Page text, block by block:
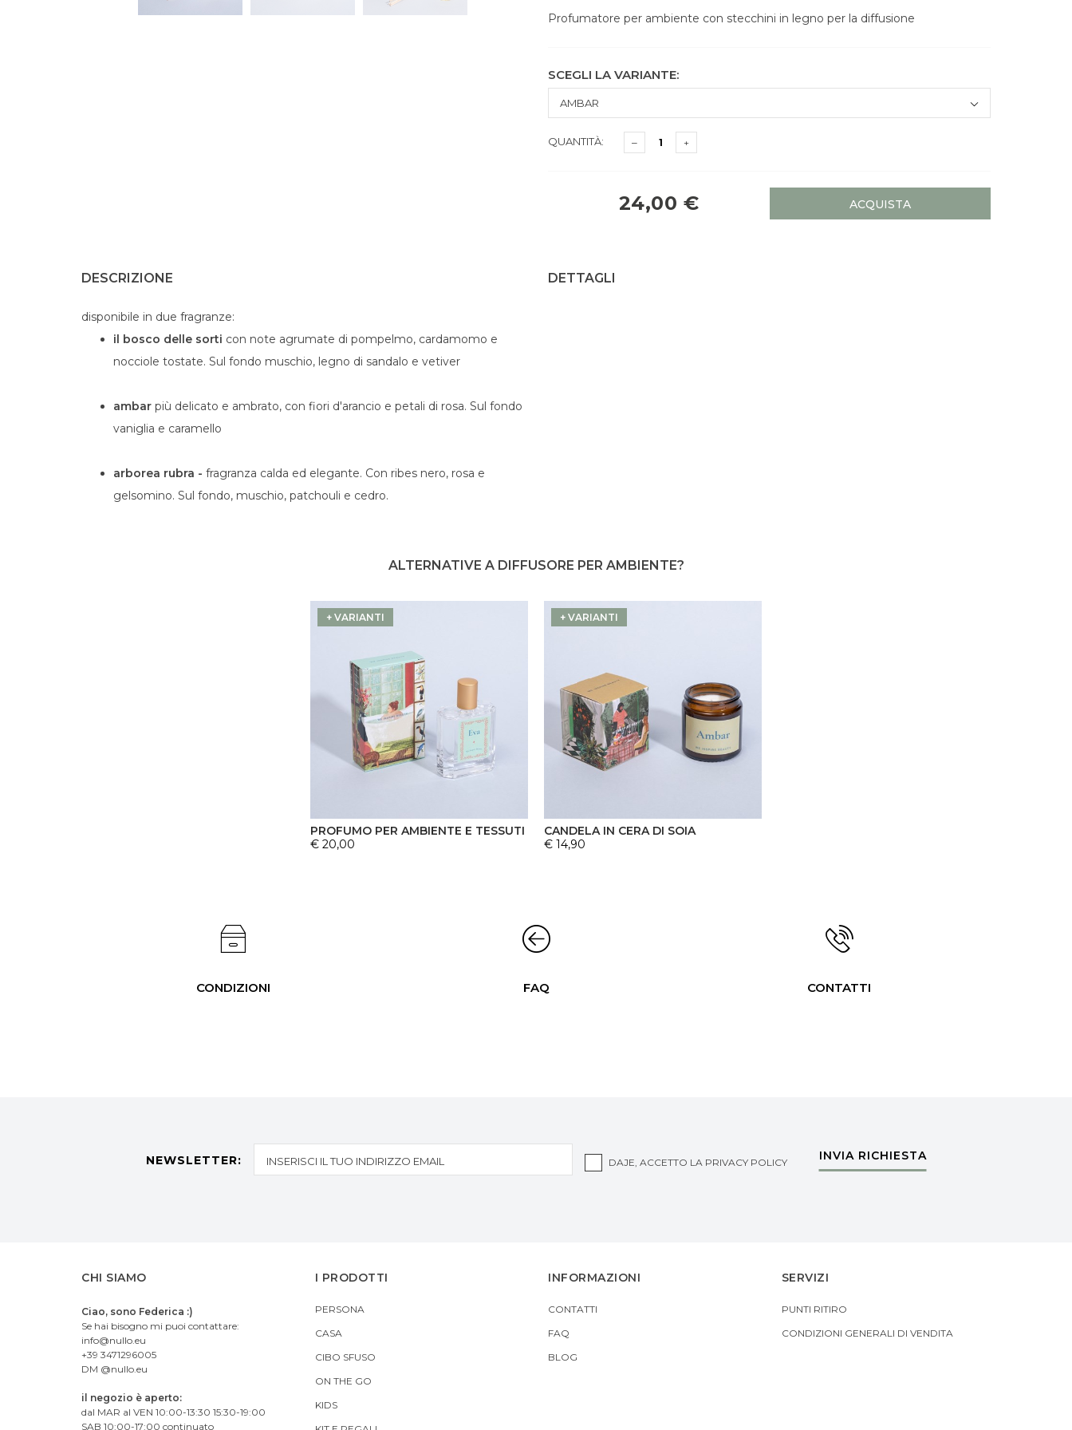
Profumatore per ambiente con stecchini in legno per la diffusione
SCEGLI LA VARIANTE:
QUANTITÀ:
24,00 € ACQUISTA
DESCRIZIONE
disponibile in due fragranze:
il bosco delle sorti con note agrumate di pompelmo, cardamomo e
nocciole tostate. Sul fondo muschio, legno di sandalo e vetiver
ambar più delicato e ambrato, con fiori d'arancio e petali di rosa. Sul fondo
vaniglia e caramello
arborea rubra - fragranza calda ed elegante. Con ribes nero, rosa e
gelsomino. Sul fondo, muschio, patchouli e cedro.
DETTAGLI
ALTERNATIVE A DIFFUSORE PER AMBIENTE?
+ VARIANTI
PROFUMO PER AMBIENTE E TESSUTI
€ 20,00
+ VARIANTI
CANDELA IN CERA DI SOIA
€ 14,90
CONDIZIONI FAQ CONTATTI
NEWSLETTER: DAJE, ACCETTO LA PRIVACY POLICY INVIA RICHIESTA
CHI SIAMO
Ciao, sono Federica :)
Se hai bisogno mi puoi contattare:
info@nullo.eu
+39 3471296005
DM @nullo.eu
il negozio è aperto:
dal MAR al VEN 10:00-13:30 15:30-19:00
SAB 10:00-17:00 continuato
I PRODOTTI
PERSONA
CASA
CIBO SFUSO
ON THE GO
KIDS
INFORMAZIONI
CONTATTI
FAQ
BLOG
SERVIZI
PUNTI RITIRO
CONDIZIONI GENERALI DI VENDITA